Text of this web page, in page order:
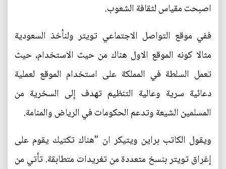
اصبحت مقياس لثقافة الشعوب.
ففي موقع التواصل الاجتماعي تويتر ولنأخذ السعودية
مثالا كونه الموقع الاول هناك من حيث الاستخدام، حيث
تعمل السلطة في المملكة على استخدام الموقع لعملية
دعائية سرية وعالية التنظيم تهدف إلى السخرية من
المسلمين الشيعة وتدعم الحكومات في الرياض والمنامة.
ويقول الكاتب براين ويتيكر ان "هناك تكتيك يقوم على
إغراق تويتر بنسخ متعددة من تغريدات متطابقة. تأتي من